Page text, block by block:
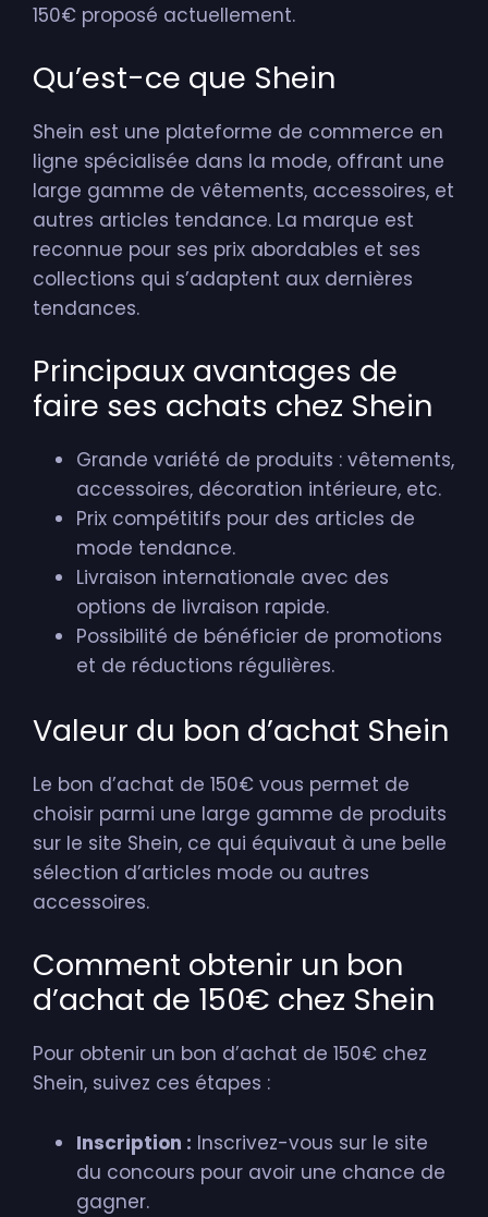
150€ proposé actuellement.
Qu’est-ce que Shein
Shein est une plateforme de commerce en
ligne spécialisée dans la mode, offrant une
large gamme de vêtements, accessoires, et
autres articles tendance. La marque est
reconnue pour ses prix abordables et ses
collections qui s’adaptent aux dernières
tendances.
Principaux avantages de
faire ses achats chez Shein
Grande variété de produits : vêtements,
accessoires, décoration intérieure, etc.
Prix compétitifs pour des articles de
mode tendance.
Livraison internationale avec des
options de livraison rapide.
Possibilité de bénéficier de promotions
et de réductions régulières.
Valeur du bon d’achat Shein
Le bon d’achat de 150€ vous permet de
choisir parmi une large gamme de produits
sur le site Shein, ce qui équivaut à une belle
sélection d’articles mode ou autres
accessoires.
Comment obtenir un bon
d’achat de 150€ chez Shein
Pour obtenir un bon d’achat de 150€ chez
Shein, suivez ces étapes :
Inscription : Inscrivez-vous sur le site
du concours pour avoir une chance de
gagner.